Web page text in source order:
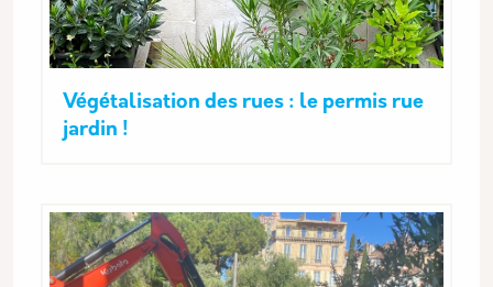
Végétalisation des rues : le permis rue
jardin !